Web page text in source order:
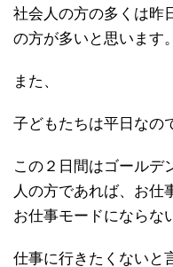
社会人の方の多くは昨
の方が多いと思います。
また、
子どもたちは平日なの
この２日間はゴールデ
人の方であれば、お仕
お仕事モードにならな
仕事に行きたくないと